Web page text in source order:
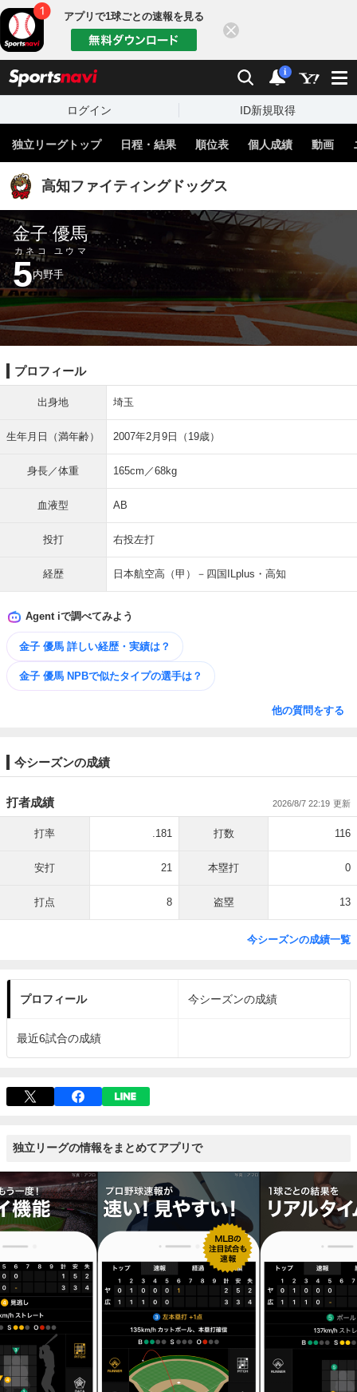
アプリで1球ごとの速報を見る
検索 通知
i
ログイン ID新規取得
独立リーグトップ 日程・結果 順位表 個人成績 動画
高知ファイティングドッグス
金子 優馬
カネコ ユウマ
5内野手
プロフィール
出身地 埼玉
生年月日（満年齢） 2007年2月9日（19歳）
身長／体重 165cm／68kg
血液型 AB
投打 右投左打
経歴 日本航空高（甲）－四国ILplus・高知
Agent iで調べてみよう
金子 優馬 詳しい経歴・実績は？
金子 優馬 NPBで似たタイプの選手は？
他の質問をする
今シーズンの成績
打者成績 2026/8/7 22:19
打率 .181 打数 116
安打 21 本塁打 0
打点 8 盗塁 13
今シーズンの成績一覧
プロフィール 今シーズンの成績
最近6試合の成績
独立リーグの情報をまとめてアプリで